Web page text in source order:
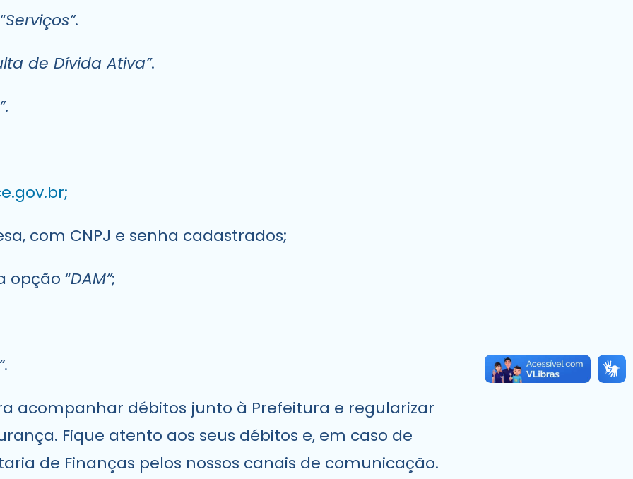
Serviços”.
de Dívida Ativa”.
.
com CNPJ e senha cadastrados;
opção “DAM”;
.
acompanhar débitos junto à Prefeitura e regularizar
Fique atento aos seus débitos e, em caso de
de Finanças pelos nossos canais de comunicação.